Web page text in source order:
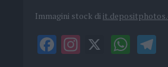
Immagini stock di